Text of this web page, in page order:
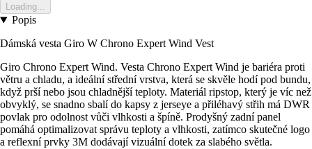
Loading...
Popis
Dámská vesta Giro W Chrono Expert Wind Vest
Giro Chrono Expert Wind. Vesta Chrono Expert Wind je bariéra proti
větru a chladu, a ideální střední vrstva, která se skvěle hodí pod bundu,
když prší nebo jsou chladnější teploty. Materiál ripstop, který je víc než
obvyklý, se snadno sbalí do kapsy z jerseye a přiléhavý střih má DWR
povlak pro odolnost vůči vlhkosti a špíně. Prodyšný zadní panel
pomáhá optimalizovat správu teploty a vlhkosti, zatímco skutečné logo
a reflexní prvky 3M dodávají vizuální dotek za slabého světla.